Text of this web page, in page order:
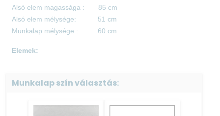
Alsó elem magassága : 85 cm
Alsó elem mélysége: 51 cm
Munkalap mélysége : 60 cm
Elemek:
80-as alsó fiókos 85 cm × 80 cm × 51 cm
Munkalap szín választás: